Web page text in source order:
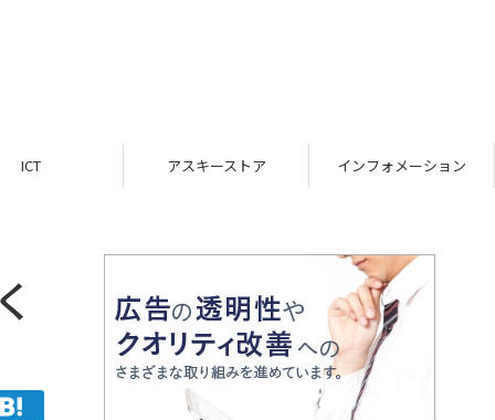
ICT アスキーストア インフォメーション